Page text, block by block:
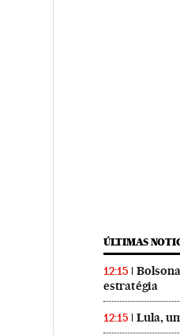
ÚLTIMAS
12:15
estratégia
12:15 Lula,